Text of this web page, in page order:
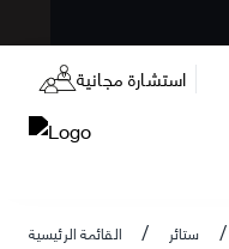
استشارة مجانية
القائمة الرئيسية / ستائر /